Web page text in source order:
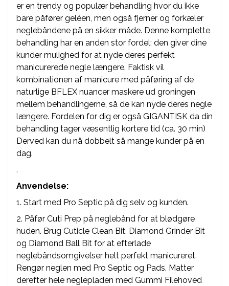
er en trendy og populær behandling hvor du ikke
bare påfører geléen, men også fjerner og forkæler
neglebåndene på en sikker måde. Denne komplette
behandling har en anden stor fordel: den giver dine
kunder mulighed for at nyde deres perfekt
manicurerede negle længere. Faktisk vil
kombinationen af ​​manicure med påføring af de
naturlige BFLEX nuancer maskere ud groningen
mellem behandlingerne, så de kan nyde deres negle
længere. Fordelen for dig er også GIGANTISK da din
behandling tager væsentlig kortere tid (ca. 30 min)
Derved kan du nå dobbelt så mange kunder på en
dag.
.
Anvendelse:
1. Start med Pro Septic på dig selv og kunden.
2. Påfør Cuti Prep på neglebånd for at blødgøre
huden. Brug Cuticle Clean Bit, Diamond Grinder Bit
og Diamond Ball Bit for at efterlade
neglebåndsomgivelser helt perfekt manicureret.
Rengør neglen med Pro Septic og Pads. Matter
derefter hele neglepladen med Gummi Filehoved